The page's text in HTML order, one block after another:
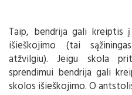
Taip, bendrija gali kreiptis
išieškojimo (tai
atžvilgiu). Jeigu skola
sprendimui bendrija gali
skolos išieškojimo. O